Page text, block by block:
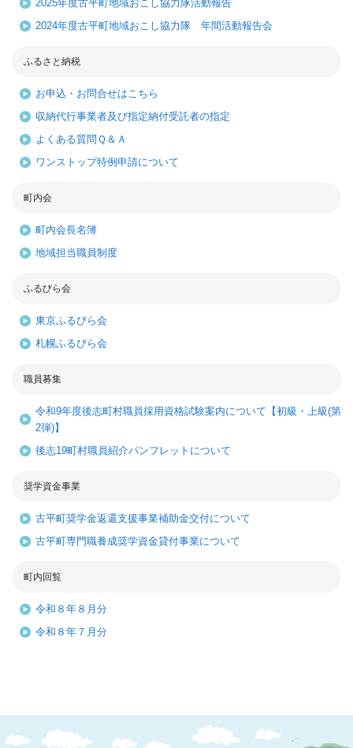
2025年度古平町地域おこし協力隊活動報告
2024年度古平町地域おこし協力隊 年間活動報告会
ふるさと納税
お申込・お問合せはこちら
収納代行事業者及び指定納付受託者の指定
よくある質問Ｑ＆Ａ
ワンストップ特例申請について
町内会
町内会長名簿
地域担当職員制度
ふるびら会
東京ふるびら会
札幌ふるびら会
職員募集
令和9年度後志町村職員採用資格試験案内について【初級・上級(第
2弾)】
後志19町村職員紹介パンフレットについて
奨学資金事業
古平町奨学金返還支援事業補助金交付について
古平町専門職養成奨学資金貸付事業について
町内回覧
令和８年８月分
令和８年７月分